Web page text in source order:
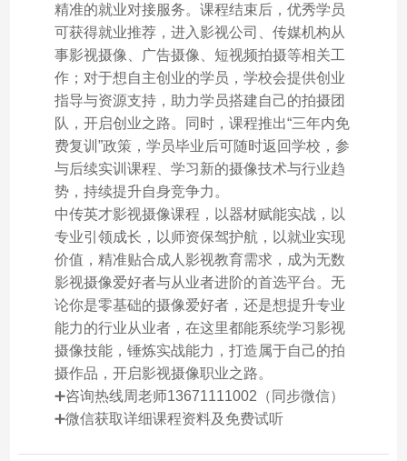
精准的就业对接服务。课程结束后，优秀学员
可获得就业推荐，进入影视公司、传媒机构从
事影视摄像、广告摄像、短视频拍摄等相关工
作；对于想自主创业的学员，学校会提供创业
指导与资源支持，助力学员搭建自己的拍摄团
队，开启创业之路。同时，课程推出“三年内免
费复训”政策，学员毕业后可随时返回学校，参
与后续实训课程、学习新的摄像技术与行业趋
势，持续提升自身竞争力。
中传英才影视摄像课程，以器材赋能实战，以
专业引领成长，以师资保驾护航，以就业实现
价值，精准贴合成人影视教育需求，成为无数
影视摄像爱好者与从业者进阶的首选平台。无
论你是零基础的摄像爱好者，还是想提升专业
能力的行业从业者，在这里都能系统学习影视
摄像技能，锤炼实战能力，打造属于自己的拍
摄作品，开启影视摄像职业之路。
➕咨询热线周老师13671111002（同步微信）
➕微信获取详细课程资料及免费试听